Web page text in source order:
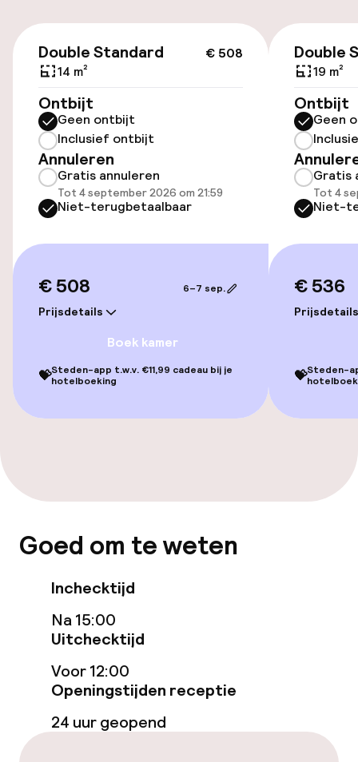
Parkeerservice
Toegankelijkheid
Overal rolstoeltoegankelijk
Lift
Stoombad
Spa behandelingen
Fitnessruimte / gym
Restaurant
Bar
Eet- en drinkdiensten
€ 508
Double Standard
14 m²
Ontbijt
Geen ontbijt
Inclusief ontbijt
Annuleren
Gratis annuleren
Tot 4 september 2026 om 21:59
Niet-terugbetaalbaar
€ 508
Prijsdetails
6–7 sep.
Boek kamer
💝Steden-app t.w.v. €11,99 cadeau bij je
hotelboeking
Double
19 m²
Ontbijt
Geen
Gratis
Tot 4
Niet-
€ 536
Prijsdetails
💝Steden-
Goed om te weten
Inchecktijd
Na 15:00
Uitchecktijd
Voor 12:00
Openingstijden receptie
24 uur geopend